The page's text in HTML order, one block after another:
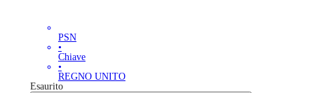
PSN
•
Chiave
•
REGNO UNITO
Esaurito